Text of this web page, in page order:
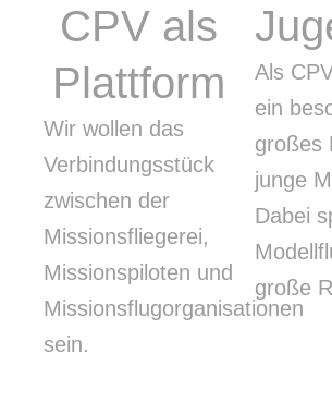
CPV als
Plattform
Wir wollen das
Verbindungsstück
zwischen der
Missionsfliegerei,
Missionspiloten und
Missionsflugorganisationen
sein.
Als
ein
großes
junge
Dabei
große